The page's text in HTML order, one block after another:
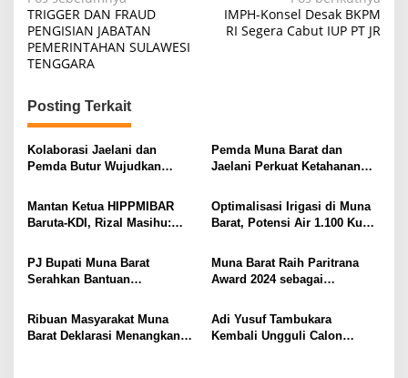
a
v
g
a
s
p
o
s
TRIGGER DAN FRAUD
PENGISIAN JABATAN
PEMERINTAHAN SULAWESI
TENGGARA
IMPH-Konsel Desak BKPM
RI Segera Cabut IUP PT JR
Posting Terkait
Kolaborasi Jaelani dan
Pemda Butur Wujudkan
Pemda Muna Barat dan
Jaelani Perkuat Ketahanan
Alsintan dan Benih Padi
Mantan Ketua HIPPMIBAR
Baruta-KDI, Rizal Masihu:
Putusan MK
Optimalisasi Irigasi di Muna
Barat, Potensi Air 1.100 Kubik
PJ Bupati Muna Barat
Serahkan Bantuan
Pembangunan Rumah Ibadah
Muna Barat Raih Paritrana
Award 2024 sebagai
Zona Sulawesi
Ribuan Masyarakat Muna
Barat Deklarasi Menangkan
Adi Yusuf Tambukara
Kembali Ungguli Calon